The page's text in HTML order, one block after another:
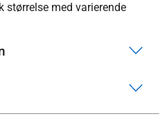
størrelse med varierende